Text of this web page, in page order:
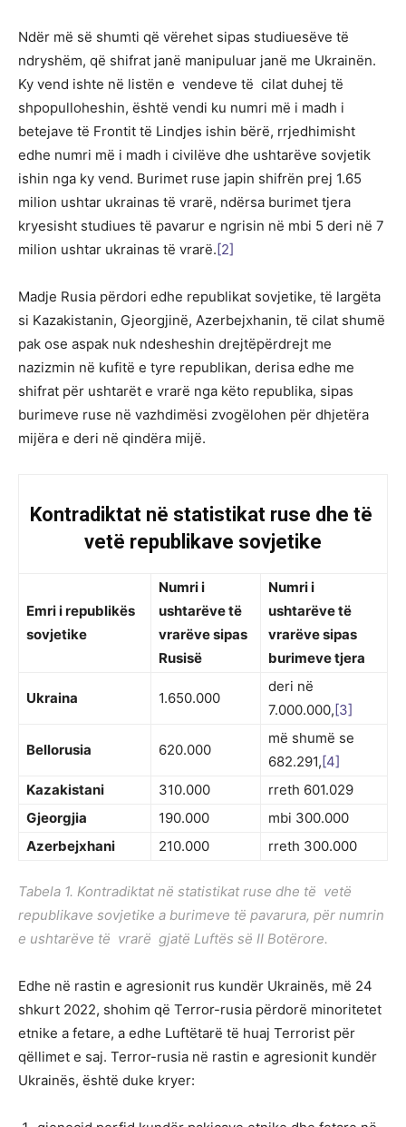
Ndër më së shumti që vërehet sipas studiuesëve të
ndryshëm, që shifrat janë manipuluar janë me Ukrainën.
Ky vend ishte në listën e vendeve të cilat duhej të
shpopulloheshin, është vendi ku numri më i madh i
betejave të Frontit të Lindjes ishin bërë, rrjedhimisht
edhe numri më i madh i civilëve dhe ushtarëve sovjetik
ishin nga ky vend. Burimet ruse japin shifrën prej 1.65
milion ushtar ukrainas të vrarë, ndërsa burimet tjera
kryesisht studiues të pavarur e ngrisin në mbi 5 deri në 7
milion ushtar ukrainas të vrarë.[2]
Madje Rusia përdori edhe republikat sovjetike, të largëta
si Kazakistanin, Gjeorgjinë, Azerbejxhanin, të cilat shumë
pak ose aspak nuk ndesheshin drejtëpërdrejt me
nazizmin në kufitë e tyre republikan, derisa edhe me
shifrat për ushtarët e vrarë nga këto republika, sipas
burimeve ruse në vazhdimësi zvogëlohen për dhjetëra
mijëra e deri në qindëra mijë.
Kontradiktat në statistikat ruse dhe të
vetë republikave sovjetike
Emri i republikës
sovjetike
Numri i
ushtarëve të
vrarëve sipas
Rusisë
Numri i
ushtarëve të
vrarëve sipas
burimeve tjera
Ukraina 1.650.000
deri në
7.000.000,[3]
Bellorusia 620.000
më shumë se
682.291,[4]
Kazakistani
310.000
rreth 601.029
Gjeorgjia
190.000
mbi 300.000
Azerbejxhani
210.000 rreth 300.000
Tabela 1. Kontradiktat në statistikat ruse dhe të vetë
republikave sovjetike a burimeve të pavarura, për numrin
e ushtarëve të vrarë gjatë Luftës së II Botërore.
Edhe në rastin e agresionit rus kundër Ukrainës, më 24
shkurt 2022, shohim që Terror-rusia përdorë minoritetet
etnike a fetare, a edhe Luftëtarë të huaj Terrorist për
qëllimet e saj. Terror-rusia në rastin e agresionit kundër
Ukrainës, është duke kryer: